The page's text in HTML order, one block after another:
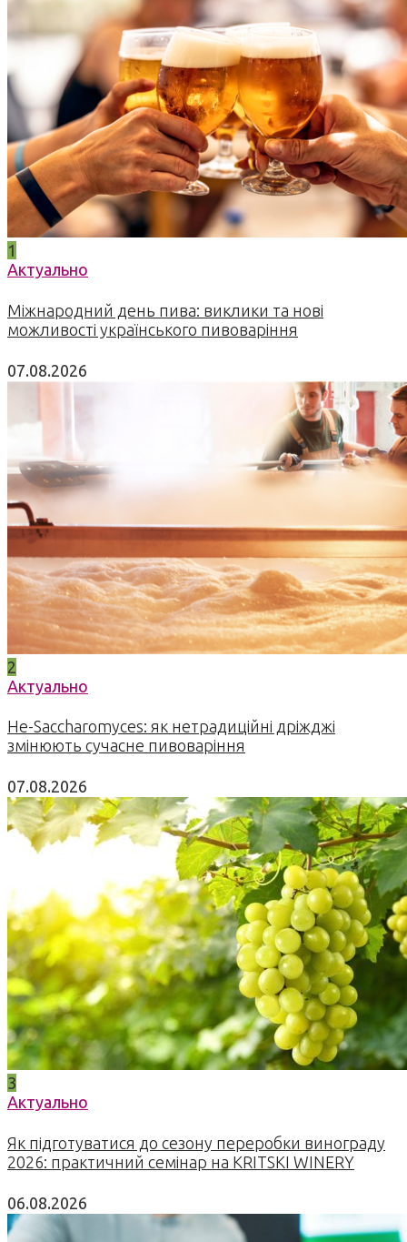
1
Актуально
Міжнародний день пива: виклики та нові
можливості українського пивоваріння
07.08.2026
2
Актуально
Не-Saccharomyces: як нетрадиційні дріжджі
змінюють сучасне пивоваріння
07.08.2026
3
Актуально
Як підготуватися до сезону переробки винограду
2026: практичний семінар на KRITSKI WINERY
06.08.2026